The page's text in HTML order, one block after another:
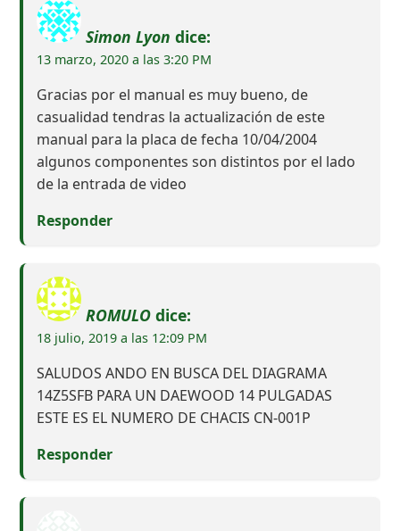
Simon Lyon dice:
13 marzo, 2020 a las 3:20 PM
Gracias por el manual es muy bueno, de
casualidad tendras la actualización de este
manual para la placa de fecha 10/04/2004
algunos componentes son distintos por el lado
de la entrada de video
Responder
ROMULO dice:
18 julio, 2019 a las 12:09 PM
SALUDOS ANDO EN BUSCA DEL DIAGRAMA
14Z5SFB PARA UN DAEWOOD 14 PULGADAS
ESTE ES EL NUMERO DE CHACIS CN-001P
Responder